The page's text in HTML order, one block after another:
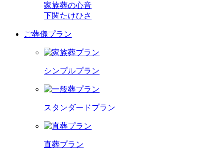
家族葬の心音
下関たけひさ
ご葬儀プラン
シンプルプラン
スタンダードプラン
直葬プラン